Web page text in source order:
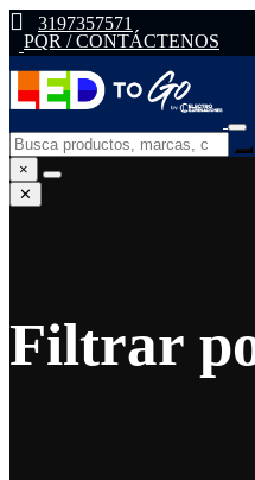
3197357571
PQR / CONTÁCTENOS
×
✕
Filtrar